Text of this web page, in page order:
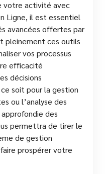
votre activité avec
Ligne, il est essentiel
avancées offertes par
pleinement ces outils
vos processus
efficacité
décisions
soit pour la gestion
ou l’analyse des
des
permettra de tirer le
de gestion
prospérer votre